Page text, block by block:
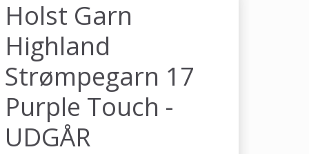
Holst Garn
Highland
Strømpegarn 17
Purple Touch -
UDGÅR